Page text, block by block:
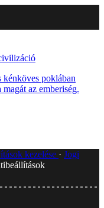
kénköves poklában
az emberiség.
kezelése
Jogi